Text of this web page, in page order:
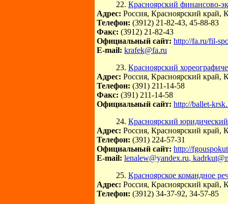
22. Красноярский финансово-
Адрес: Россия, Красноярский край,
Телефон: (3912) 21-82-43, 45-88-83
Факс: (3912) 21-82-43
Официальный сайт: http://fa.ru/fil-
E-mail: krafek@fa.ru
23. Красноярский
Адрес: Россия, Красноярский край,
Телефон: (391) 211-14-58
Факс: (391) 211-14-58
Официальный сайт: http://ballet-
24. Красноярский
Адрес: Россия, Красноярский край,
Телефон: (391) 224-57-31
Официальный сайт: http://
E-mail: lenalew@yandex.ru,
25. Красноярское командное
Адрес: Россия, Красноярский край,
Телефон: (3912) 34-37-92, 34-57-85